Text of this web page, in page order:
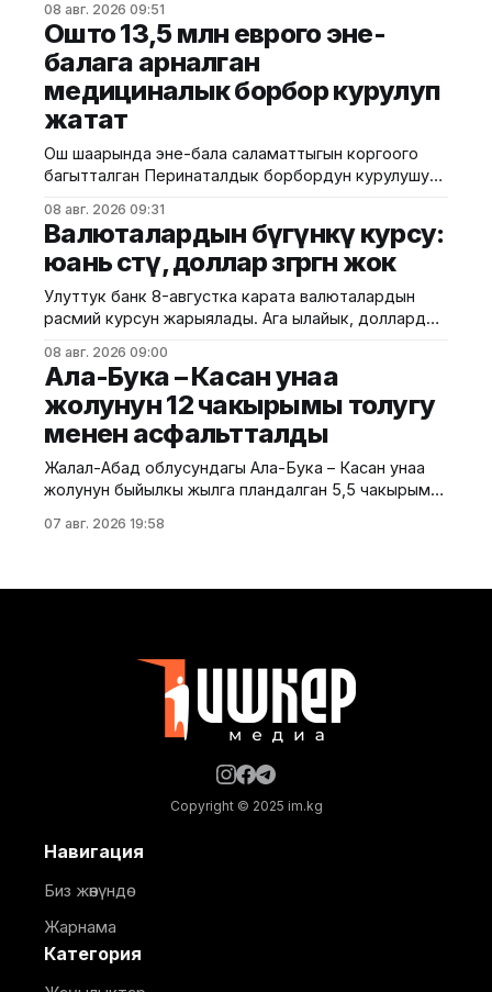
мэриясынын билдиришкендей, аталган тилкеде
бул убакта курулуш иштери жүргүзүлөт. Ал эми
Фрунзе жана Панфилов көчөлөрүнүн кесилиши
кайрадан унаалар үчүн ачылат. Мэрия
айдоочуларды жол кыймылындагы убактылуу
өзгөрүүлөрдү эске алып, жол белгилеринин
талаптарын так
08 авг. 2026 09:51
Ошто 13,5 млн еврого эне-
балага арналган
медициналык борбор курулуп
жатат
Ош шаарында эне-бала саламаттыгын коргоого
багытталган Перинаталдык борбордун курулушу
министрлигинин басма сөз кызматы билдирди.
Маалыматка ылайык, долбоор Германиянын
өнүктүрүү банкынын (KfW) 13,5 млн евро өлчөмүндөгү
ашырылууда. Аталган борбор 249 орунга
ылайыкталып, кош бойлуу аялдарга, төрөттөн кийинки
энелерге жана ымыркайларга
08 авг. 2026 09:31
Валюталардын бүгүнкү курсу:
юань өстү, доллар өзгөргөн жок
Улуттук банк 8-августка карата валюталардын
расмий курсун жарыялады. Ага ылайык, доллардын
калды. Евро 100,9435 сомдон 100,7730 сомго
түшүп, 0,17%га төмөндөдү. Ал эми рублдин курсу
1,0652 сом деп белгиленип, 1,36%га түштү. Теңге
болсо 0,1871 сомдон
08 авг. 2026 09:00
Ала-Бука – Касан унаа
жолунун 12 чакырымы толугу
менен асфальтталды
Жалал-Абад облусундагы Ала-Бука – Касан унаа
жолунун быйылкы жылга пландалган 5,5 чакырым
аяктады. Транспорт жана коммуникациялар
07 авг. 2026 19:58
Copyright © 2025 im.kg
Навигация
Биз жөнүндө
Жарнама
Категория